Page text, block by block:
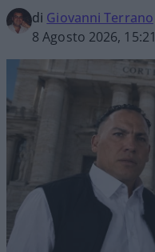
di Giovanni Terrano
8 Agosto 2026, 15:21